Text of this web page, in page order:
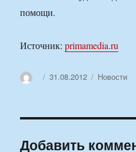
помощи.
Источник:primamedia.ru
АвторОпубликовано
31.08.2012 Рубрики
Новости
Добавить